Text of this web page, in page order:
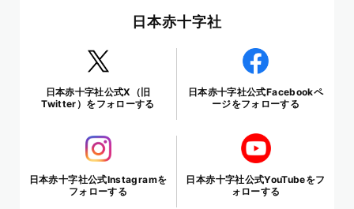
日本赤十字社
日本赤十字社公式X（旧
Twitter）をフォローする
日本赤十字社公式Facebookペ
ージをフォローする
日本赤十字社公式Instagramを
フォローする
日本赤十字社公式YouTubeをフ
ォローする